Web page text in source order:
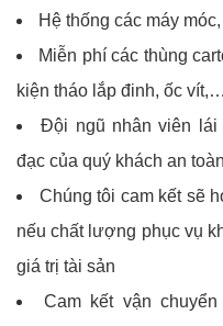
Hệ thống các máy
Miễn phí các thùng
kiện tháo lắp đinh, ốc vít,…
Đội ngũ nhân viên lái
đạc của quý khách an
Chúng tôi cam kết sẽ
nếu chất lượng phục vụ
giá trị tài sản
Cam kết vận